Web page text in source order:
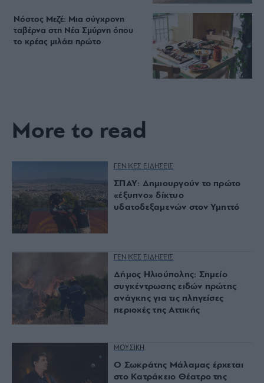
Νόστος Μεζέ: Μια σύγχρονη
ταβέρνα στη Νέα Σμύρνη όπου
το κρέας μιλάει πρώτο
More to read
ΓΕΝΙΚΕΣ ΕΙΔΗΣΕΙΣ
ΣΠΑΥ: Δημιουργούν το πρώτο
«έξυπνο» δίκτυο
υδατοδεξαμενών στον Υμηττό
ΓΕΝΙΚΕΣ ΕΙΔΗΣΕΙΣ
Δήμος Ηλιούπολης: Σημείο
συγκέντρωσης ειδών πρώτης
ανάγκης για τις πληγείσες
περιοχές της Αττικής
ΜΟΥΣΙΚΗ
O Σωκράτης Μάλαμας έρχεται
στο Κατράκειο Θέατρο της